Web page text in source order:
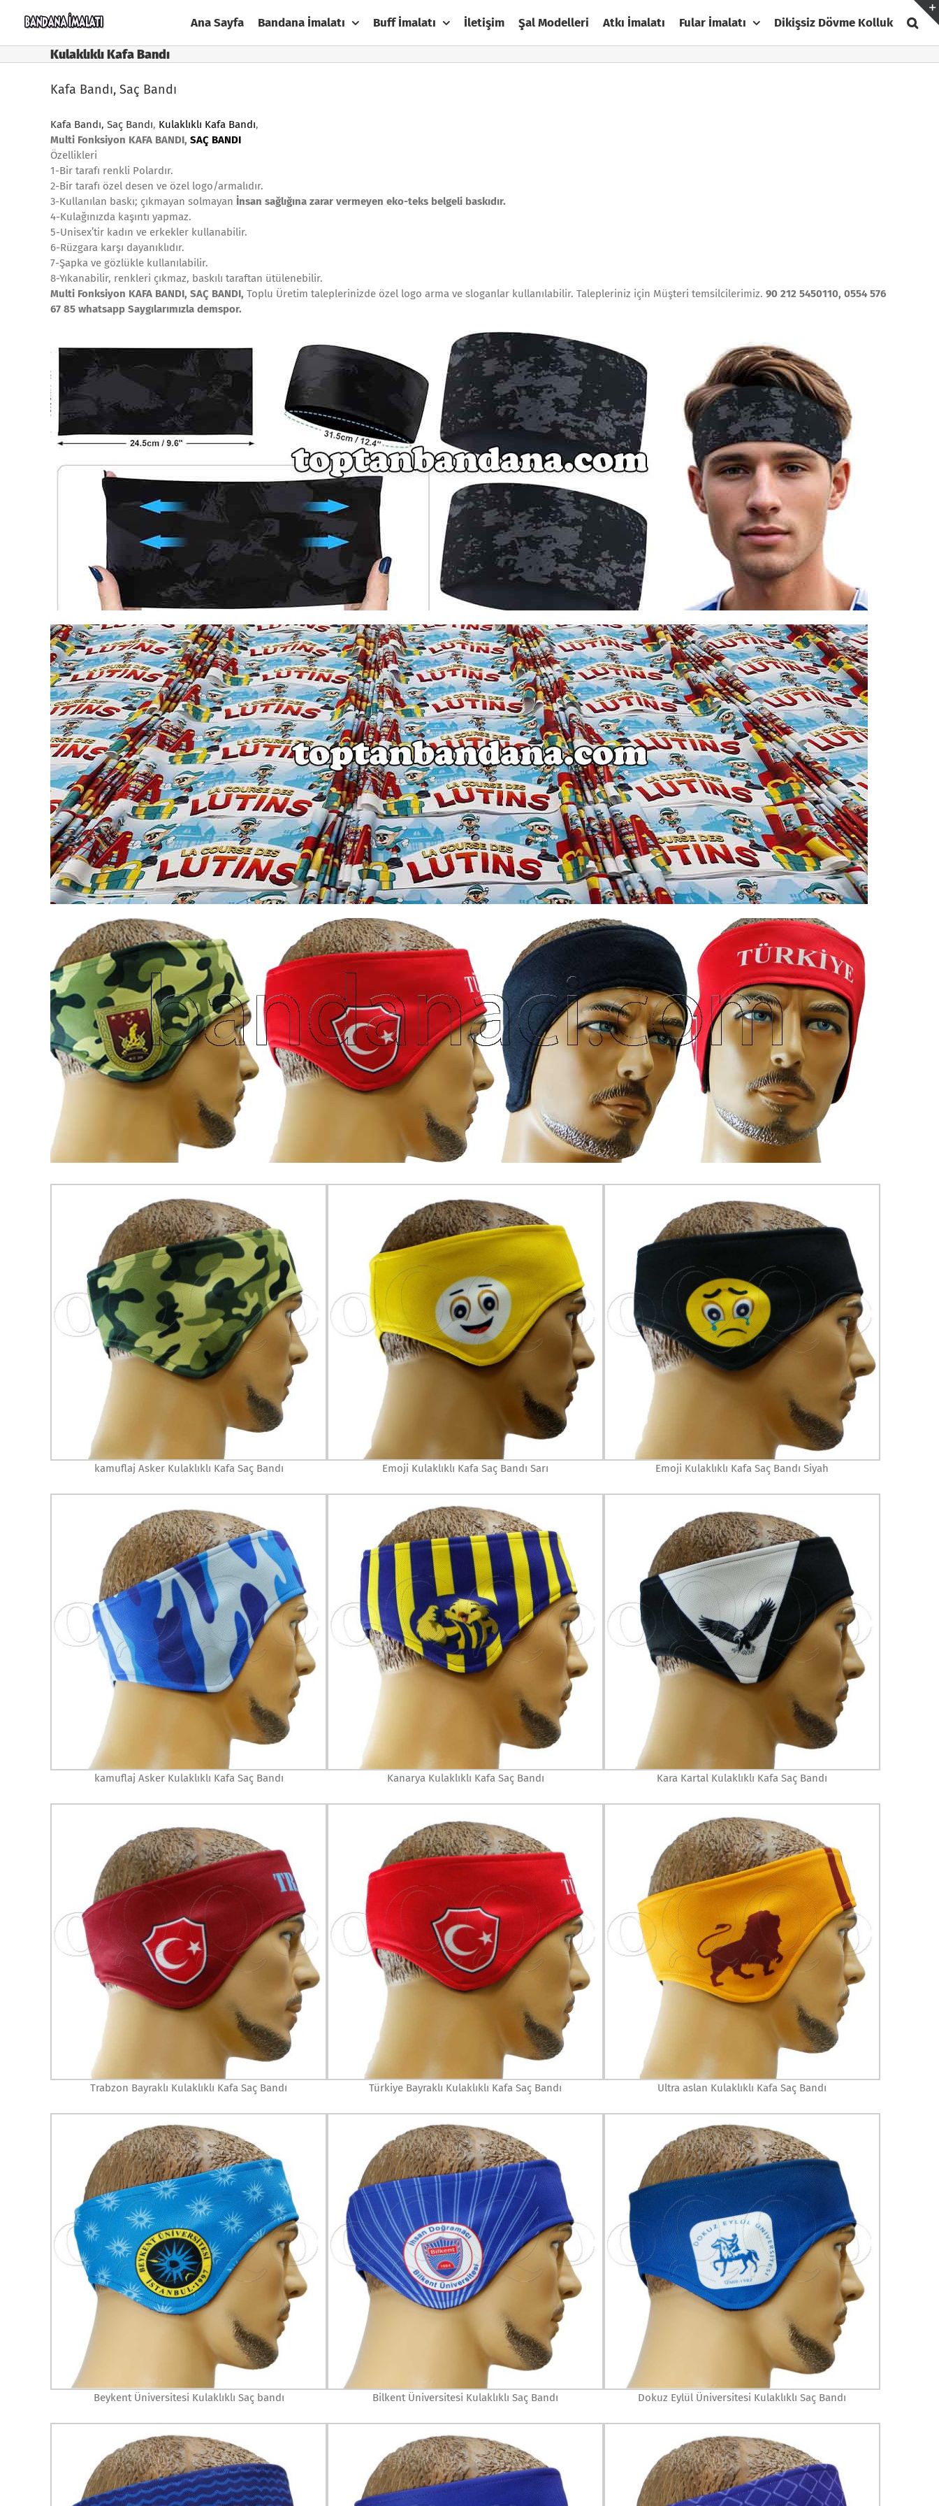
Ana Sayfa Bandana İmalatı Buff İmalatı İletişim Şal Modelleri Atkı İmalatı Fular İmalatı Dikişsiz Dövme Kolluk
Kulaklıklı Kafa Bandı
Kafa Bandı, Saç Bandı
Kafa Bandı, Saç Bandı, Kulaklıklı Kafa Bandı,
Multi Fonksiyon KAFA BANDI, SAÇ BANDI
Özellikleri
1-Bir tarafı renkli Polardır.
2-Bir tarafı özel desen ve özel logo/armalıdır.
3-Kullanılan baskı; çıkmayan solmayan İnsan sağlığına zarar vermeyen eko-teks belgeli baskıdır.
4-Kulağınızda kaşıntı yapmaz.
5-Unisex’tir kadın ve erkekler kullanabilir.
6-Rüzgara karşı dayanıklıdır.
7-Şapka ve gözlükle kullanılabilir.
8-Yıkanabilir, renkleri çıkmaz, baskılı taraftan ütülenebilir.
Multi Fonksiyon KAFA BANDI, SAÇ BANDI, Toplu Üretim taleplerinizde özel logo arma ve sloganlar kullanılabilir. Talepleriniz için Müşteri temsilcilerimiz. 90 212 5450110, 0554 576
67 85 whatsapp Saygılarımızla demspor.
kamuflaj Asker Kulaklıklı Kafa Saç Bandı Emoji Kulaklıklı Kafa Saç Bandı Sarı Emoji Kulaklıklı Kafa Saç Bandı Siyah
kamuflaj Asker Kulaklıklı Kafa Saç Bandı Kanarya Kulaklıklı Kafa Saç Bandı Kara Kartal Kulaklıklı Kafa Saç Bandı
Trabzon Bayraklı Kulaklıklı Kafa Saç Bandı Türkiye Bayraklı Kulaklıklı Kafa Saç Bandı Ultra aslan Kulaklıklı Kafa Saç Bandı
Beykent Üniversitesi Kulaklıklı Saç bandı Bilkent Üniversitesi Kulaklıklı Saç Bandı Dokuz Eylül Üniversitesi Kulaklıklı Saç Bandı